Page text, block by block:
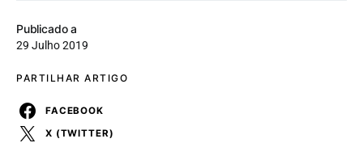
Publicado a
29 Julho 2019
PARTILHAR ARTIGO
FACEBOOK
X (TWITTER)